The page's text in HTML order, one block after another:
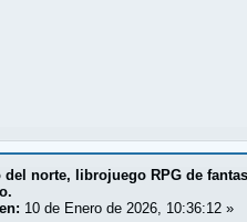
del norte, librojuego RPG de
10 de Enero de 2026, 10:36:12 »